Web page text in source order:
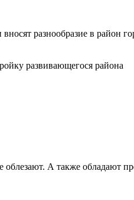
разнообразие в район
развивающегося района
облезают. А также обладают